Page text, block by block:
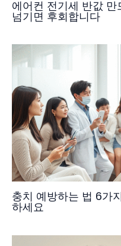
에어컨 전기세 반값 만
넘기면 후회합니다
충치 예방하는 법 6가
하세요